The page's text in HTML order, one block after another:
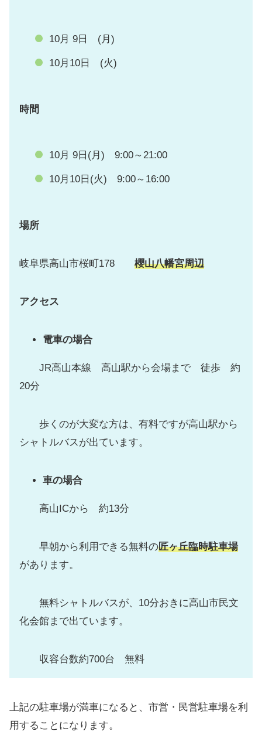
10月 9日 (月)
10月10日 (火)
時間
10月 9日(月) 9:00～21:00
10月10日(火) 9:00～16:00
場所
岐阜県高山市桜町178 櫻山八幡宮周辺
アクセス
電車の場合
JR高山本線 高山駅から会場まで 徒歩 約
20分
歩くのが大変な方は、有料ですが高山駅から
シャトルバスが出ています。
車の場合
高山ICから 約13分
早朝から利用できる無料の匠ヶ丘臨時駐車場
があります。
無料シャトルバスが、10分おきに高山市民文
化会館まで出ています。
収容台数約700台 無料
上記の駐車場が満車になると、市営・民営駐車場を利
用することになります。